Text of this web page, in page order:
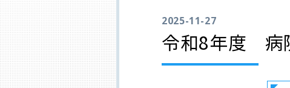
2025-11-27
令和8年度 病